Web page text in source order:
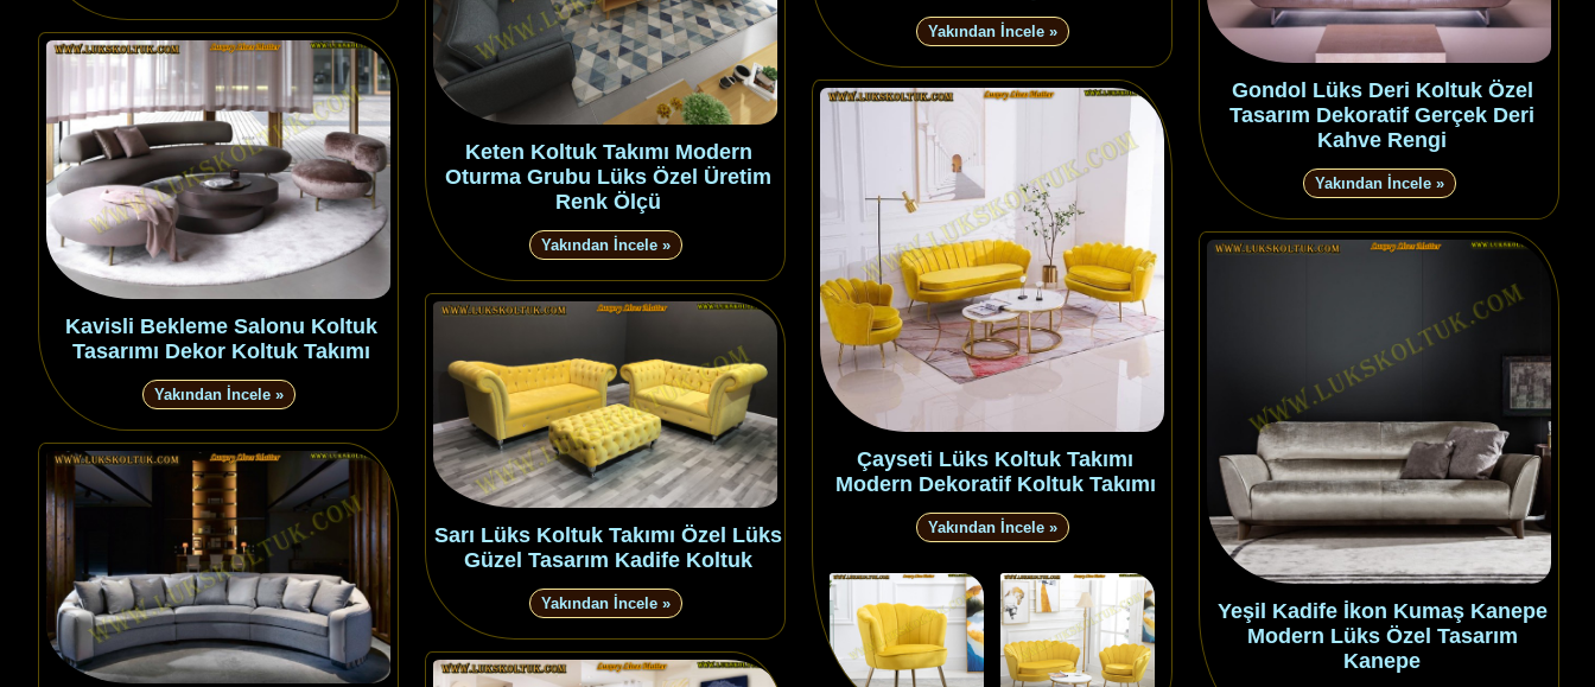
Kavisli Bekleme Salonu Koltuk
Tasarımı Dekor Koltuk Takımı
Yakından İncele »
Keten Koltuk Takımı Modern
Oturma Grubu Lüks Özel Üretim
Renk Ölçü
Yakından İncele »
Sarı Lüks Koltuk Takımı Özel Lüks
Güzel Tasarım Kadife Koltuk
Yakından İncele »
Yakından İncele »
Çayseti Lüks Koltuk Takımı
Modern Dekoratif Koltuk Takımı
Yakından İncele »
Gondol Lüks Deri Koltuk Özel
Tasarım Dekoratif Gerçek Deri
Kahve Rengi
Yakından İncele »
Yeşil Kadife İkon Kumaş Kanepe
Modern Lüks Özel Tasarım
Kanepe